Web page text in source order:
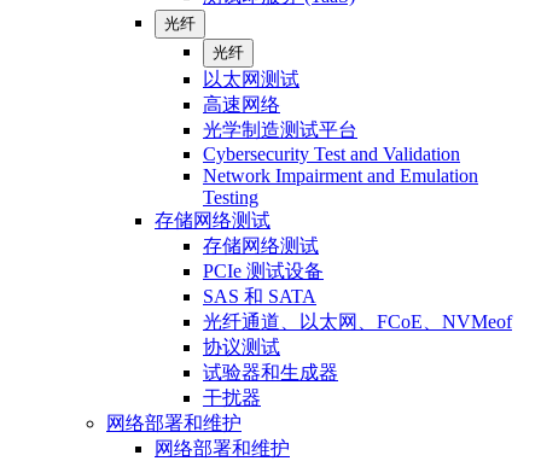
光纤
光纤
以太网测试
高速网络
光学制造测试平台
Cybersecurity Test and Validation
Network Impairment and Emulation
Testing
存储网络测试
存储网络测试
PCIe 测试设备
SAS 和 SATA
光纤通道、以太网、FCoE、NVMeof
协议测试
试验器和生成器
干扰器
网络部署和维护
网络部署和维护